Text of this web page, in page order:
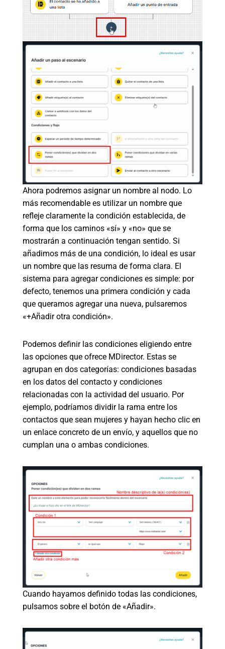
Ahora podremos asignar un nombre al nodo. Lo
más recomendable es utilizar un nombre que
refleje claramente la condición establecida, de
forma que los caminos «sí» y «no» que se
mostrarán a continuación tengan sentido. Si
añadimos más de una condición, lo ideal es usar
un nombre que las resuma de forma clara. El
sistema para agregar condiciones es simple: por
defecto, tenemos una primera condición y cada
que queramos agregar una nueva, pulsaremos
«+Añadir otra condición».
Podemos definir las condiciones eligiendo entre
las opciones que ofrece MDirector. Estas se
agrupan en dos categorías: condiciones basadas
en los datos del contacto y condiciones
relacionadas con la actividad del usuario. Por
ejemplo, podríamos dividir la rama entre los
contactos que sean mujeres y hayan hecho clic en
un enlace concreto de un envío, y aquellos que no
cumplan una o ambas condiciones.
Cuando hayamos definido todas las condiciones,
pulsamos sobre el botón de «Añadir».